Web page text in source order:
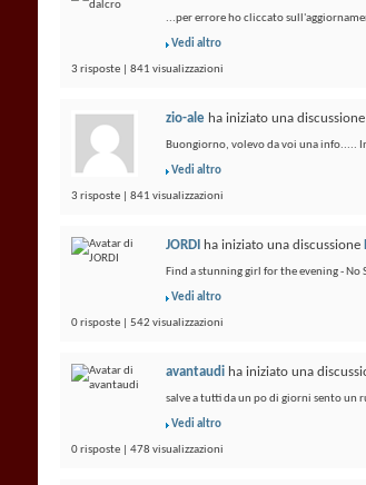
...per errore ho cliccato
Vedi altro
3 risposte | 841 visualizzazioni
zio-ale ha iniziato una discussione
Buongiorno, volevo da voi una info.....
Vedi altro
3 risposte | 841 visualizzazioni
JORDI ha iniziato una discussione
Find a stunning girl for the evening -
Vedi altro
0 risposte | 542 visualizzazioni
avantaudi ha iniziato una
salve a tutti da un po di giorni sento un
Vedi altro
0 risposte | 478 visualizzazioni